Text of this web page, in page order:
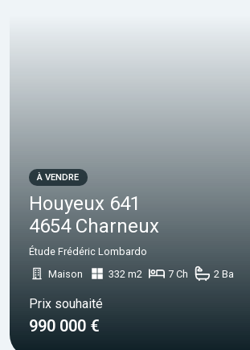
À VENDRE
Houyeux 641
4654 Charneux
Étude Frédéric Lombardo
Maison
332 m2 7 Ch 2 Ba
Prix souhaité
990 000 €